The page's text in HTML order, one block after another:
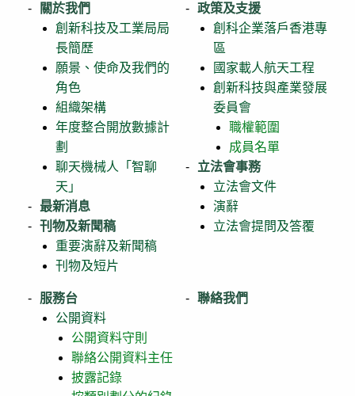
關於我們
創新科技及工業局局
長簡歷
願景、使命及我們的
角色
組織架構
年度整合開放數據計
劃
聊天機械人「智聊
天」
最新消息
刊物及新聞稿
重要演辭及新聞稿
刊物及短片
政策及支援
創科企業落戶香港專
區
國家載人航天工程
創新科技與產業發展
委員會
職權範圍
成員名單
立法會事務
立法會文件
演辭
立法會提問及答覆
服務台
公開資料
公開資料守則
聯絡公開資料主任
披露記錄
聯絡我們